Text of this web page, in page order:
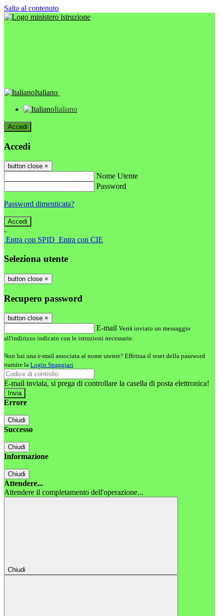
Salta al contenuto
Italiano
Italiano
Accedi
Accedi
button close ×
Nome Utente
Password
Password dimenticata?
-
Entra con SPID Entra con CIE
Seleziona utente
button close ×
Recupero password
button close ×
E-mail Verrà inviato un messaggio
all'indirizzo indicato con le istruzioni necessarie.
Non hai una e-mail associata al nome utente? Effettua il reset della password
tramite la Login Spaggiari
E-mail inviata, si prega di controllare la casella di posta elettronica!
Errore
Chiudi
Successo
Chiudi
Informazione
Chiudi
Attendere...
Attendere il completamento dell'operazione...
Chiudi